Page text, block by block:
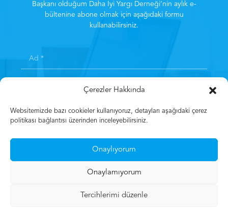
Çerezler Hakkında
Websitemizde bazı cookieler kullanıyoruz, detayları aşağıdaki çerez
politikası bağlantısı üzerinden inceleyebilirsiniz.
Onaylıyorum
Onaylamıyorum
Tercihlerimi düzenle
Başkanı olduğum Daha İyi Yargı Derneği’nin aylık e-
bültenine abone olmak için aşağıdaki formu
kullanabilirsiniz.